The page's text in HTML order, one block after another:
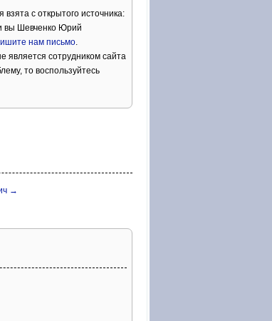
с открытого источника:
вы Шевченко Юрий
нам письмо.
является сотрудником сайта
то воспользуйтесь
→